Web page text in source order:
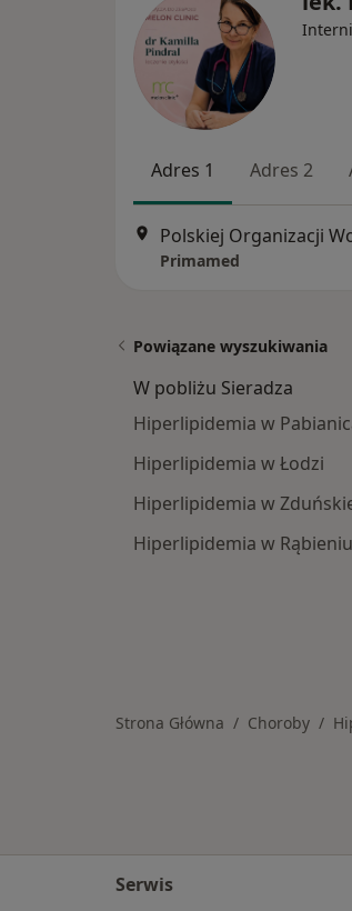
Adres 1 Adres 2
Primamed
Powiązane wyszukiwania
W pobliżu Sieradza
Hiperlipidemia w
Hiperlipidemia w Łodzi
Hiperlipidemia w
Hiperlipidemia w Rąbieniu
Strona Główna Choroby
Serwis